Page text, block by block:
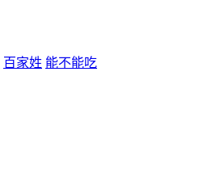
百家姓 能不能吃